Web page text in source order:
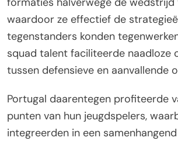
waardoor ze effectief de
tegenstanders konden
squad talent faciliteerde naadloze
tussen defensieve en aanvallende
Portugal daarentegen profiteerde
punten van hun jeugdspelers,
integreerden in een